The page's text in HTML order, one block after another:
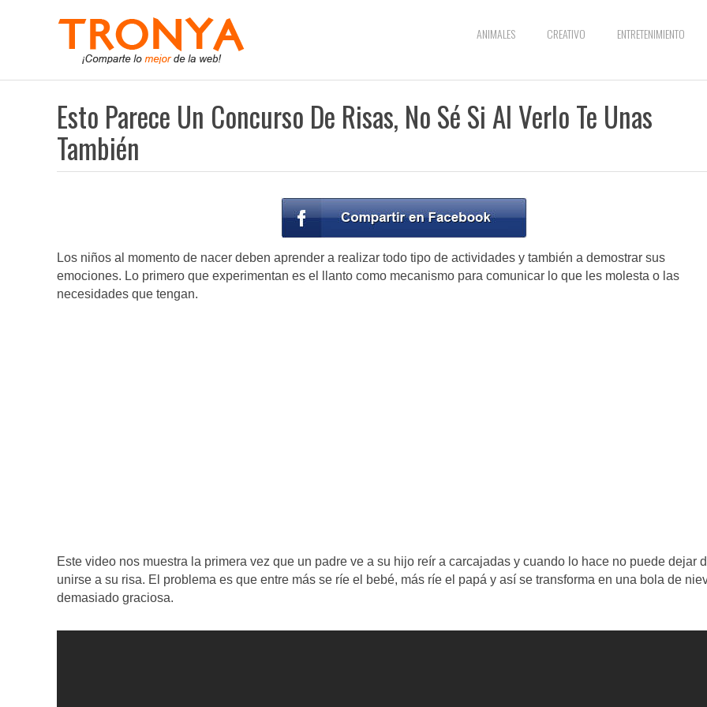
ANIMALES CREATIVO ENTRETENIMIENTO
Esto Parece Un Concurso De Risas, No Sé Si Al Verlo Te Unas
También
Los niños al momento de nacer deben aprender a realizar todo tipo de actividades y también a demostrar sus
emociones. Lo primero que experimentan es el llanto como mecanismo para comunicar lo que les molesta o las
necesidades que tengan.
Este video nos muestra la primera vez que un padre ve a su hijo reír a carcajadas y cuando lo hace no puede dejar
unirse a su risa. El problema es que entre más se ríe el bebé, más ríe el papá y así se transforma en una bola de
demasiado graciosa.